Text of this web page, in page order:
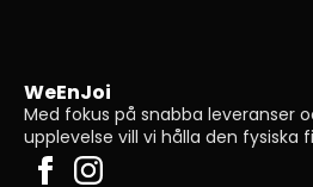
WeEnJoi
Med fokus på snabba leveranser
upplevelse vill vi hålla den fysiska